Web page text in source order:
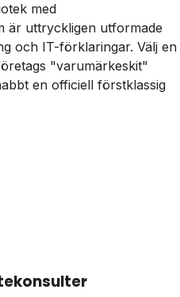
med
är uttryckligen utformade
och IT-förklaringar. Välj en
"varumärkeskit"
en officiell förstklassig